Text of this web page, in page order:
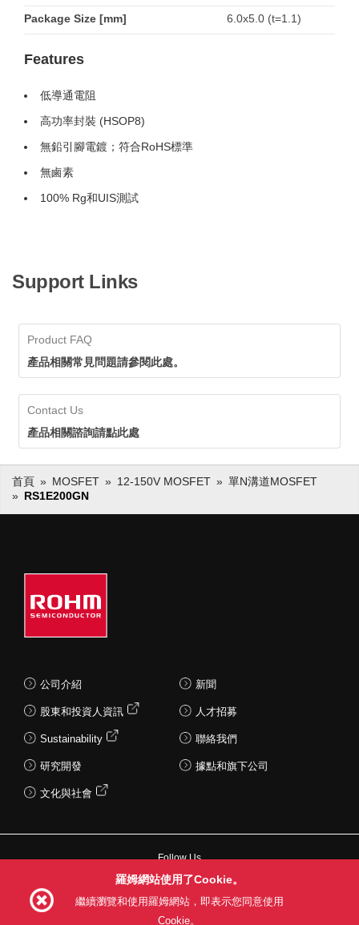
Package Size [mm] 6.0x5.0 (t=1.1)
Features
低導通電阻
高功率封裝 (HSOP8)
無鉛引腳電鍍；符合RoHS標準
無鹵素
100% Rg和UIS測試
Support Links
Product FAQ
產品相關常見問題請參閱此處。
Contact Us
產品相關諮詢請點此處
首頁 MOSFET 12-150V MOSFET
單N溝道MOSFET
RS1E200GN
公司介紹
股東和投資人資訊
Sustainability
研究開發
文化與社會
新聞
人才招募
聯絡我們
據點和旗下公司
Follow Us
羅姆網站使用了Cookie。
繼續瀏覽和使用羅姆網站，即表示您同意使用
Cookie。